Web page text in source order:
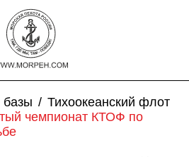
Тихоокеанский флот
чемпионат КТОФ по